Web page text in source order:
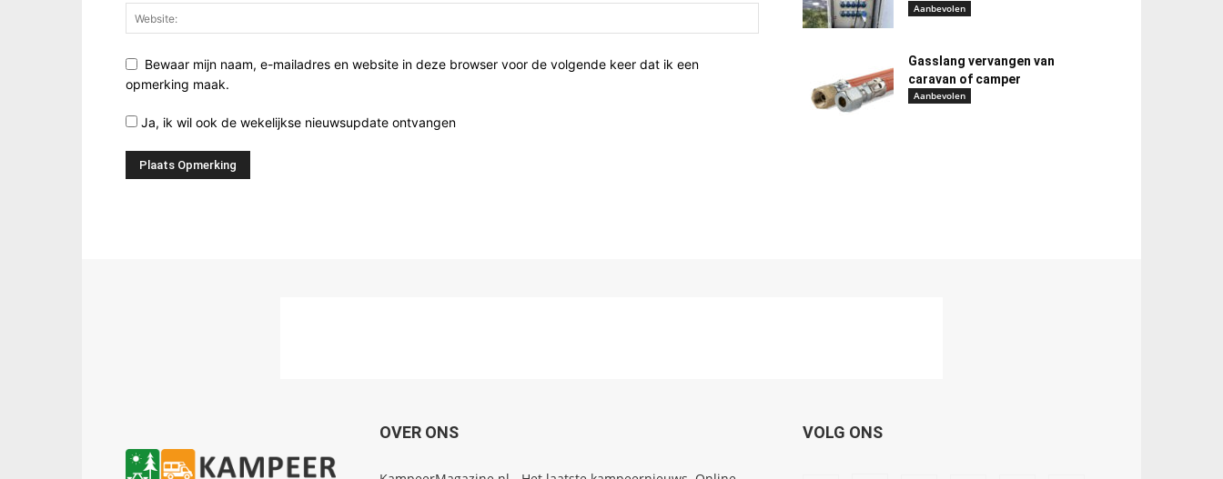
Bewaar mijn naam, e-mailadres en website in deze browser voor de volgende keer dat ik een
opmerking maak.
Ja, ik wil ook de wekelijkse nieuwsupdate ontvangen
Aanbevolen
Gasslang vervangen van
caravan of camper
Aanbevolen
OVER ONS VOLG ONS